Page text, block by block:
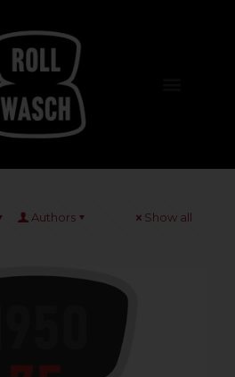
Authors Show all